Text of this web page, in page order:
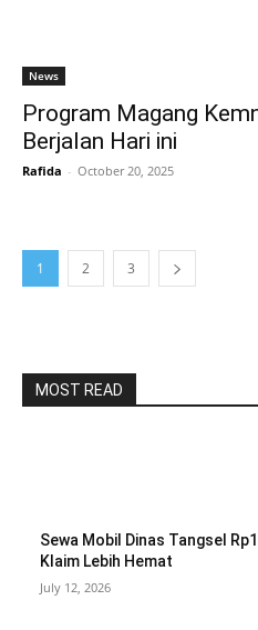
News
Program Magang
Berjalan Hari ini
Rafida - October 20, 2025
1 2 3
MOST READ
Sewa Mobil Dinas Tangsel
Klaim Lebih Hemat
July 12, 2026